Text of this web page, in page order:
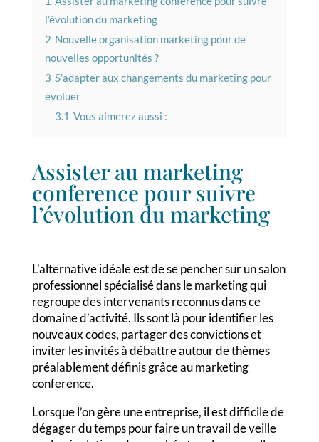
l’évolution du marketing
2 Nouvelle organisation marketing pour de
nouvelles opportunités ?
3 S’adapter aux changements du marketing pour
évoluer
3.1 Vous aimerez aussi :
Assister au marketing
conference pour suivre
l’évolution du marketing
L’alternative idéale est de se pencher sur un salon
professionnel spécialisé dans le marketing qui
regroupe des intervenants reconnus dans ce
domaine d’activité. Ils sont là pour identifier les
nouveaux codes, partager des convictions et
inviter les invités à débattre autour de thèmes
préalablement définis grâce au marketing
conference.
Lorsque l’on gère une entreprise, il est difficile de
dégager du temps pour faire un travail de veille